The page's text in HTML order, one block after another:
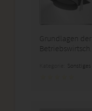
Grundlagen der
Betriebswirtsch...
Sonstiges